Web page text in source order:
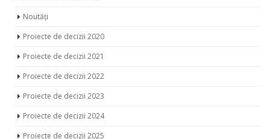
Ședințe 2022
Ședințe 2023
Ședințe 2024
Ședințe 2025
Ședințe 2026
Ședințele comisiilor 2020
Ședințele comisiilor 2021